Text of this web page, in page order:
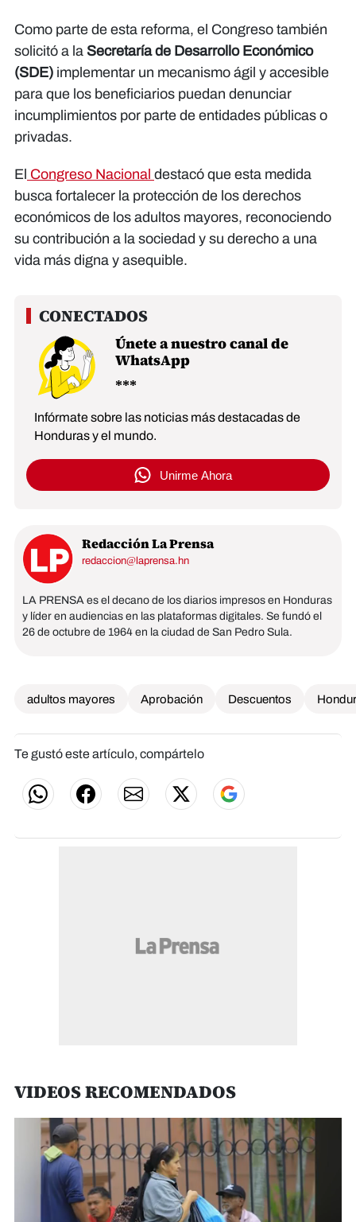
Como parte de esta reforma, el Congreso también
solicitó a la Secretaría de Desarrollo Económico
(SDE) implementar un mecanismo ágil y accesible
para que los beneficiarios puedan denunciar
incumplimientos por parte de entidades públicas o
privadas.
El Congreso Nacional destacó que esta medida
busca fortalecer la protección de los derechos
económicos de los adultos mayores, reconociendo
su contribución a la sociedad y su derecho a una
vida más digna y asequible.
Únete a nuestro canal de
WhatsApp
Infórmate sobre las noticias más destacadas de
Honduras y el mundo.
Unirme Ahora
Redacción La Prensa
redaccion@laprensa.hn
LA PRENSA es el decano de los diarios impresos en Honduras
y líder en audiencias en las plataformas digitales. Se fundó el
26 de octubre de 1964 en la ciudad de San Pedro Sula.
adultos mayores Aprobación Descuentos
Te gustó este artículo, compártelo
VIDEOS RECOMENDADOS